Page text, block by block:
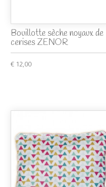
Bouillotte sèche noyaux de
cerises ZENOR
€ 12,00